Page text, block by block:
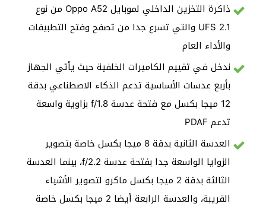
ذاكرة التخزين الداخلي لموبايل Oppo A52 من نوع
UFS 2.1 والتي تسرع جدا من تصفح وفتح التطبيقات
والأداء العام
ندخل في تقييم الكاميرات الخلفية حيث يأتي الجهاز
بأربع عدسات الأساسية تدعم الذكاء الاصطناعي بدقة
12 ميجا بكسل مع فتحة عدسة f/1.8 بزاوية واسعة
تدعم PDAF
العدسة الثانية بدقة 8 ميجا بكسل خاصة بتصوير
الزوايا الواسعة جدا بفتحة عدسة f/2.2، بينما العدسة
الثالثة بدقة 2 ميجا بكسل ماكرو لتصوير الأشياء
القريبة، والعدسة الرابعة أيضا 2 ميجا بكسل خاصة